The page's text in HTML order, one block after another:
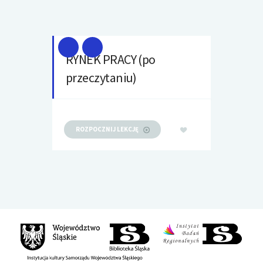
RYNEK PRACY (po
przeczytaniu)
ROZPOCZNIJ LEKCJĘ